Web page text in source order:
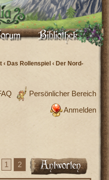
‹ Das Rollenspiel ‹ Der Nord-
Persönlicher Bereich
Anmelden
1 2